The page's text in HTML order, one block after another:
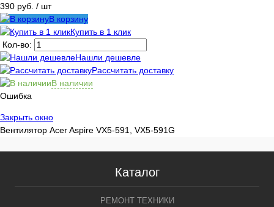
390 руб. / шт
В корзину
Купить в 1 клик
Кол-во:
Нашли дешевле
Рассчитать доставку
В наличии
Ошибка
Закрыть окно
Вентилятор Acer Aspire VX5-591, VX5-591G
Каталог
РЕМОНТ ТЕХНИКИ